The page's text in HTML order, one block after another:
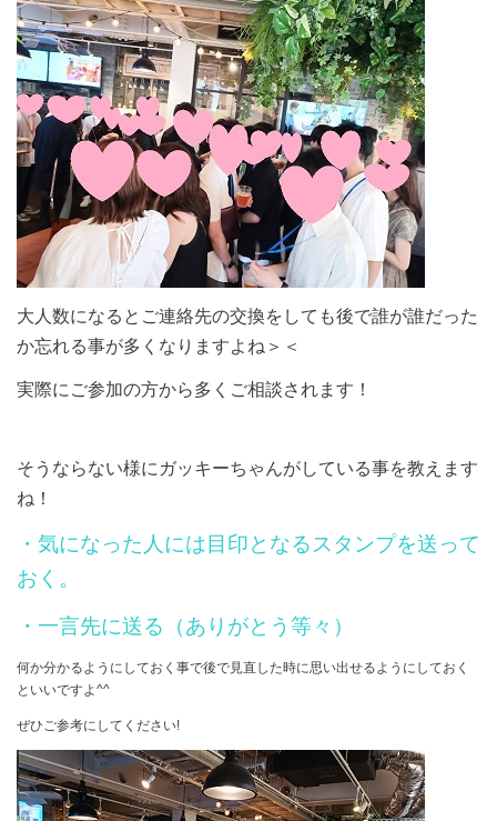
大人数になるとご連絡先の交換をしても後で誰が誰だった
か忘れる事が多くなりますよね＞＜
実際にご参加の方から多くご相談されます！
そうならない様にガッキーちゃんがしている事を教えます
ね！
・気になった人には目印となるスタンプを送って
おく。
・一言先に送る（ありがとう等々）
何か分かるようにしておく事で後で見直した時に思い出せるようにしておく
といいですよ^^
ぜひご参考にしてください!